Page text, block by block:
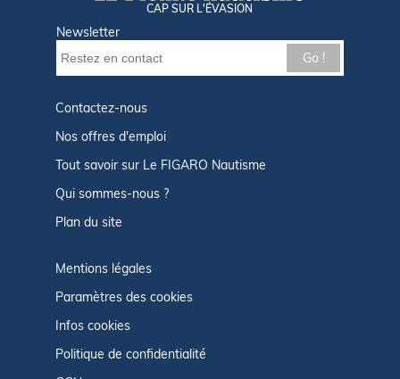
CAP SUR L'ÉVASION
Newsletter
Go !
Contactez-nous
Nos offres d'emploi
Tout savoir sur Le FIGARO Nautisme
Qui sommes-nous ?
Plan du site
Mentions légales
Paramètres des cookies
Infos cookies
Politique de confidentialité